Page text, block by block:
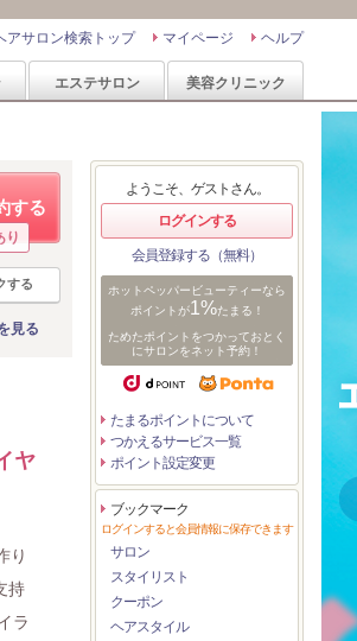
ヘルプ
マイページ
アサロン検索トップ
エステサロン 美容クリニック
する
り
する
見る
ヤ
り
持
ラ
ようこそ、ゲストさん。
ログインする
会員登録する（無料）
ホットペッパービューティーなら
ポイントが1%たまる！
ためたポイントをつかっておとく
にサロンをネット予約！
たまるポイントについて
つかえるサービス一覧
ポイント設定変更
ブックマーク
ログインすると会員情報に保存できます
サロン
スタイリスト
クーポン
ヘアスタイル